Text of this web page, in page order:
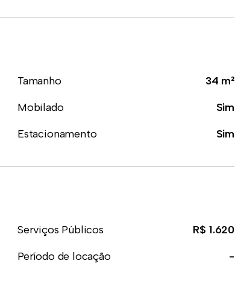
Tamanho
34 m²
Mobilado
Sim
Estacionamento Sim
Serviços Públicos
R$ 1.620
Período de locação
-